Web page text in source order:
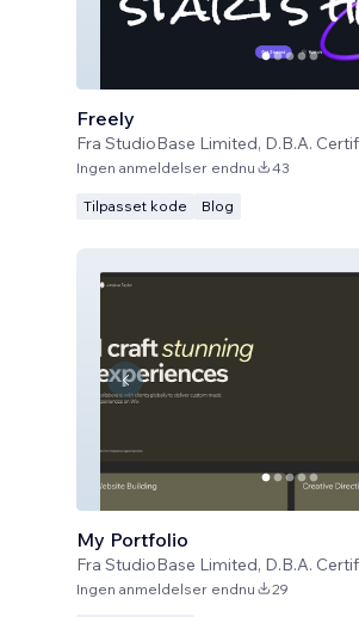
Freely
Fra StudioBase Limited, D.B.A.
Ingen anmeldelser endnu 43
Tilpasset kode Blog
My Portfolio
Fra StudioBase Limited, D.B.A.
Ingen anmeldelser endnu 29